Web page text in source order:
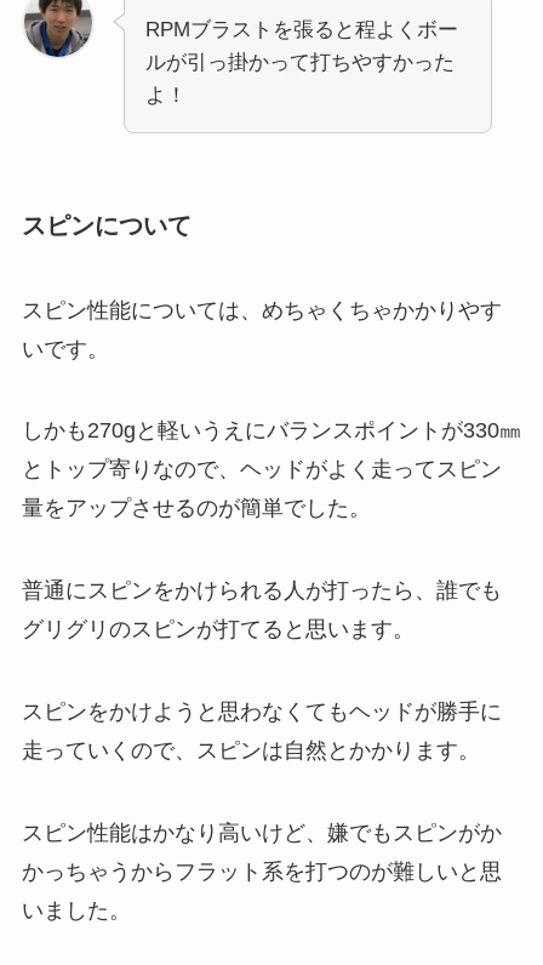
RPMブラストを張ると程よくボー
ルが引っ掛かって打ちやすかった
よ！
スピンについて
スピン性能については、めちゃくちゃかかりやす
いです。
しかも270gと軽いうえにバランスポイントが330㎜
とトップ寄りなので、ヘッドがよく走ってスピン
量をアップさせるのが簡単でした。
普通にスピンをかけられる人が打ったら、誰でも
グリグリのスピンが打てると思います。
スピンをかけようと思わなくてもヘッドが勝手に
走っていくので、スピンは自然とかかります。
スピン性能はかなり高いけど、嫌でもスピンがか
かっちゃうからフラット系を打つのが難しいと思
いました。